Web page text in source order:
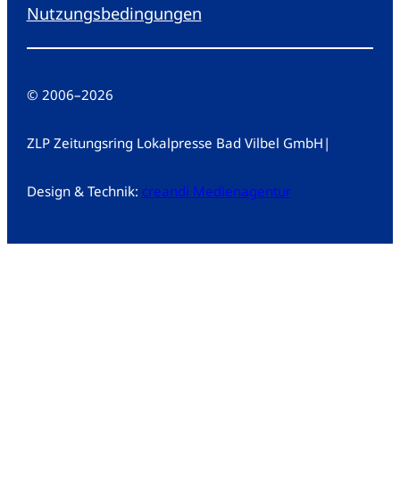
Nutzungsbedingungen
© 2006–2026
ZLP Zeitungsring Lokalpresse Bad Vilbel GmbH |
Design & Technik: creandi Medienagentur